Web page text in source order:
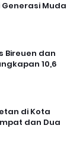
Muda
Bireuen dan
10,6
di Kota
dan Dua